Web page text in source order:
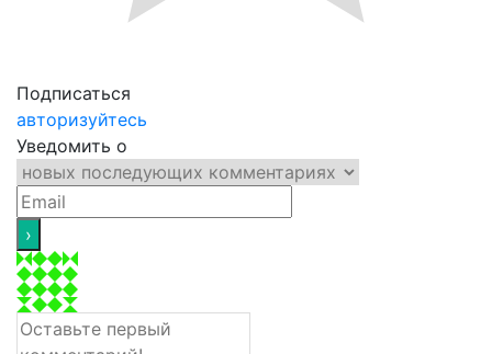
Подписаться
авторизуйтесь
Уведомить о